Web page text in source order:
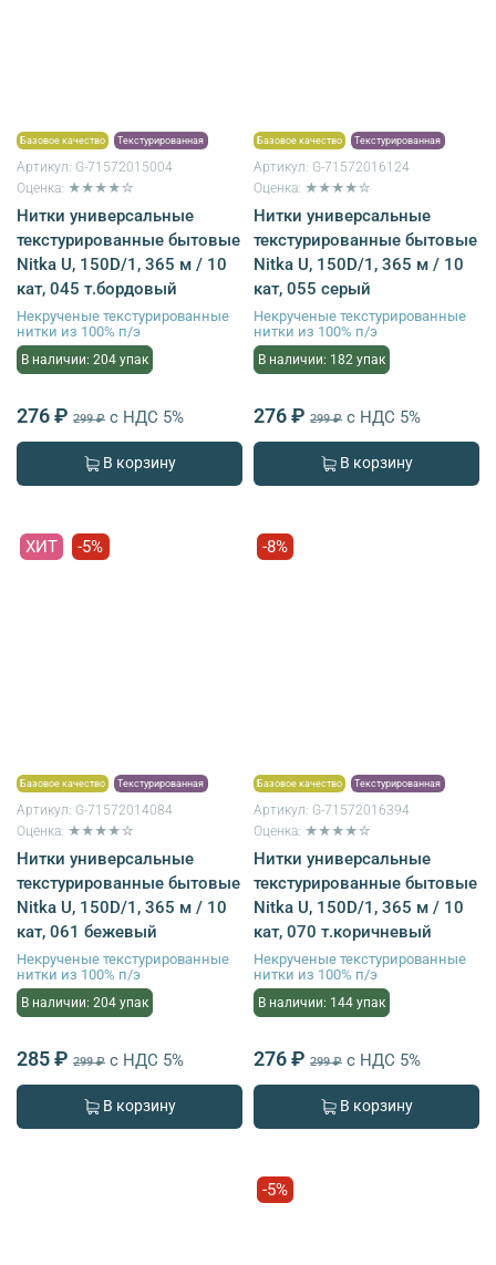
Базовое качество Текстурированная
Артикул: G-71572015004
Оценка: ★★★★☆
Нитки универсальные
текстурированные бытовые
Nitka U, 150D/1, 365 м / 10
кат, 045 т.бордовый
Некрученые текстурированные
нитки из 100% п/э
В наличии: 204 упак
276 ₽ 299 ₽ с НДС 5%
В корзину
Базовое качество Текстурированная
Артикул: G-71572016124
Оценка: ★★★★☆
Нитки универсальные
текстурированные бытовые
Nitka U, 150D/1, 365 м / 10
кат, 055 серый
Некрученые текстурированные
нитки из 100% п/э
В наличии: 182 упак
276 ₽ 299 ₽ с НДС 5%
В корзину
ХИТ -5%
Базовое качество Текстурированная
Артикул: G-71572014084
Оценка: ★★★★☆
Нитки универсальные
текстурированные бытовые
Nitka U, 150D/1, 365 м / 10
кат, 061 бежевый
Некрученые текстурированные
нитки из 100% п/э
В наличии: 204 упак
285 ₽ 299 ₽ с НДС 5%
В корзину
-8%
Базовое качество Текстурированная
Артикул: G-71572016394
Оценка: ★★★★☆
Нитки универсальные
текстурированные бытовые
Nitka U, 150D/1, 365 м / 10
кат, 070 т.коричневый
Некрученые текстурированные
нитки из 100% п/э
В наличии: 144 упак
276 ₽ 299 ₽ с НДС 5%
В корзину
-5%